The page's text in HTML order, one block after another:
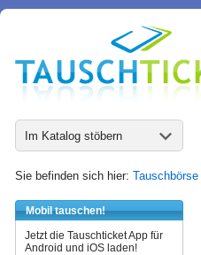
Im Katalog stöbern
Sie befinden sich hier: Tauschbörse
Mobil tauschen!
Jetzt die Tauschticket App für
Android und iOS laden!